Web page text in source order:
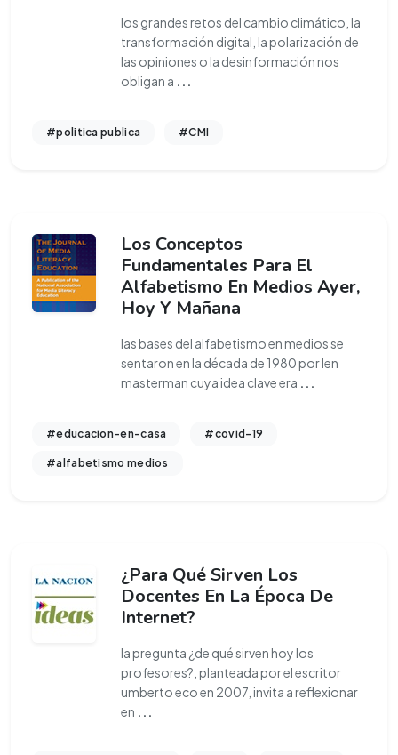
los grandes retos del cambio climático, la
transformación digital, la polarización de
las opiniones o la desinformación nos
obligan a ...
#politica publica #CMI
Los Conceptos
Fundamentales Para El
Alfabetismo En Medios Ayer,
Hoy Y Mañana
las bases del alfabetismo en medios se
sentaron en la década de 1980 por len
masterman cuya idea clave era ...
#educacion-en-casa #covid-19
#alfabetismo medios
¿Para Qué Sirven Los
Docentes En La Época De
Internet?
la pregunta ¿de qué sirven hoy los
profesores?, planteada por el escritor
umberto eco en 2007, invita a reflexionar
en ...